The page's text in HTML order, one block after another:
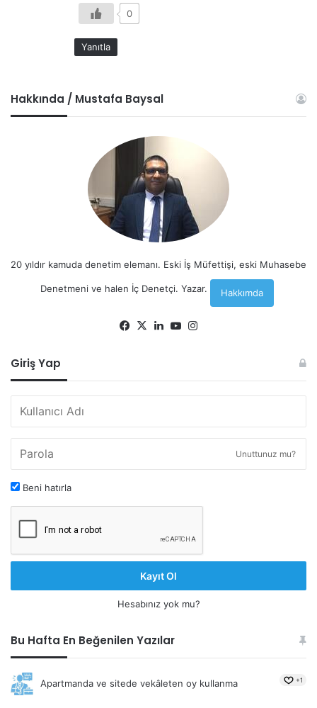
0
Yanıtla
Hakkında / Mustafa Baysal
20 yıldır kamuda denetim elemanı. Eski İş Müfettişi, eski Muhasebe
Denetmeni ve halen İç Denetçi. Yazar. Hakkımda
Facebook
X LinkedInYouTube
Giriş Yap
Unuttunuz mu?
Beni hatırla
Kayıt Ol
Hesabınız yok mu?
Bu Hafta En Beğenilen Yazılar
Apartmanda ve sitede vekâleten oy kullanma +1